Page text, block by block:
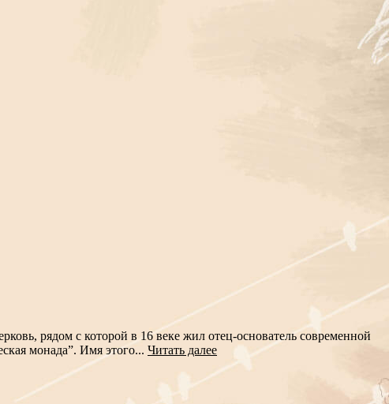
рядом с которой в 16 веке жил отец-основатель современной
монада”. Имя этого... Читать далее